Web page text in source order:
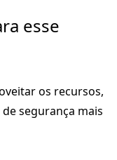
esse
os recursos,
segurança mais